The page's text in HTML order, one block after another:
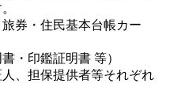
券・住民基本台帳カー
・印鑑証明書 等）
、担保提供者等それぞれ